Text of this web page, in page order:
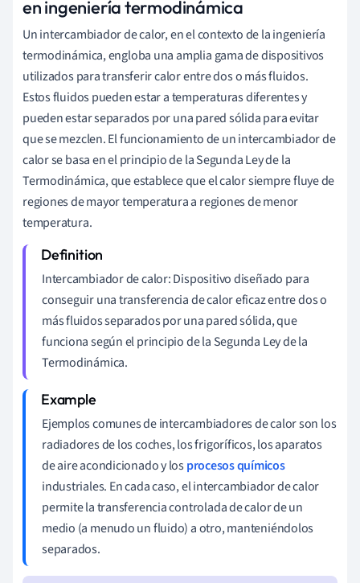
en ingeniería termodinámica
Un intercambiador de calor, en el contexto de la ingeniería
termodinámica, engloba una amplia gama de dispositivos
utilizados para transferir calor entre dos o más fluidos.
Estos fluidos pueden estar a temperaturas diferentes y
pueden estar separados por una pared sólida para evitar
que se mezclen. El funcionamiento de un intercambiador de
calor se basa en el principio de la Segunda Ley de la
Termodinámica, que establece que el calor siempre fluye de
regiones de mayor temperatura a regiones de menor
temperatura.
Intercambiador de calor: Dispositivo diseñado para
conseguir una transferencia de calor eficaz entre dos o
más fluidos separados por una pared sólida, que
funciona según el principio de la Segunda Ley de la
Termodinámica.
Ejemplos comunes de intercambiadores de calor son los
radiadores de los coches, los frigoríficos, los aparatos
de aire acondicionado y losprocesos químicos
industriales. En cada caso, el intercambiador de calor
permite la transferencia controlada de calor de un
medio (a menudo un fluido) a otro, manteniéndolos
separados.